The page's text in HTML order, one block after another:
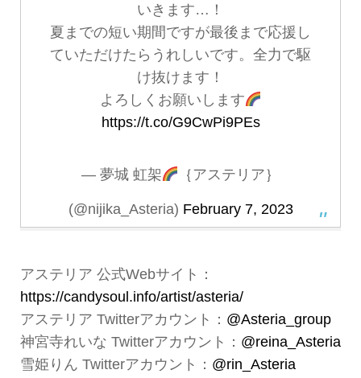
いきます…！
夏までの短い期間ですが最後まで応援し
ていただけたらうれしいです。全力で駆
け抜けます！
よろしくお願いします
https://t.co/G9CwPi9PEs
— 夢城 虹架 ｛アステリア｝
(@nijika_Asteria) February 7, 2023
アステリア 公式Webサイト：
https://candysoul.info/artist/asteria/
アステリア Twitterアカウント： @Asteria_group
神宮寺れいな Twitterアカウント： @reina_Asteria
雪姫りん Twitterアカウント： @rin_Asteria